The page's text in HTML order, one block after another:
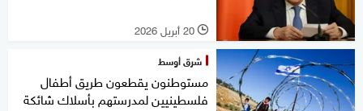
l 20 أبريل 2026
شرق أوسط
مستوطنون يقطعون طريق أطفال
فلسطينيين لمدرستهم بأسلاك شائكة